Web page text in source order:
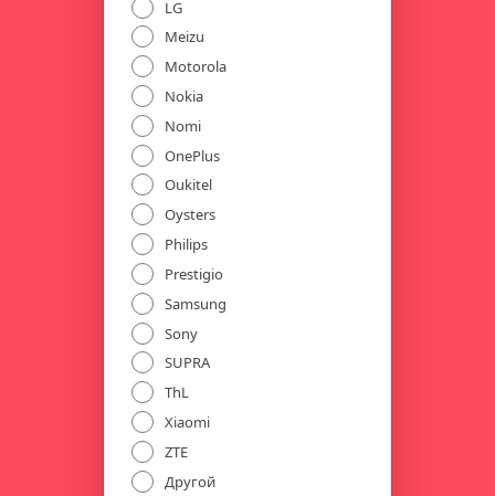
LG
Meizu
Motorola
Nokia
Nomi
OnePlus
Oukitel
Oysters
Philips
Prestigio
Samsung
Sony
SUPRA
ThL
Xiaomi
ZTE
Другой